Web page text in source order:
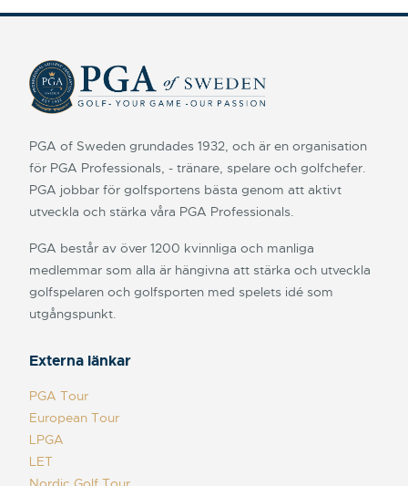
PGA of Sweden grundades 1932, och är en organisation
för PGA Professionals, - tränare, spelare och golfchefer.
PGA jobbar för golfsportens bästa genom att aktivt
utveckla och stärka våra PGA Professionals.
PGA består av över 1200 kvinnliga och manliga
medlemmar som alla är hängivna att stärka och utveckla
golfspelaren och golfsporten med spelets idé som
utgångspunkt.
Externa länkar
PGA Tour
European Tour
LPGA
LET